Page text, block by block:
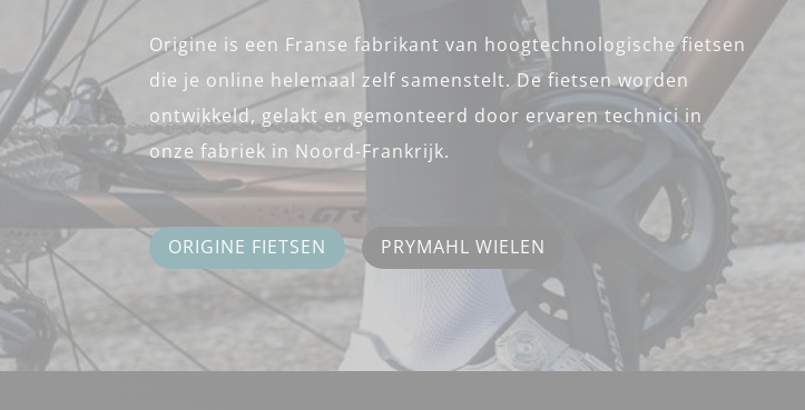
Origine is een Franse fabrikant van hoogtechnologische fietsen
die je online helemaal zelf samenstelt. De fietsen worden
ontwikkeld, gelakt en gemonteerd door ervaren technici in
onze fabriek in Noord-Frankrijk.
ORIGINE FIETSEN PRYMAHL WIELEN